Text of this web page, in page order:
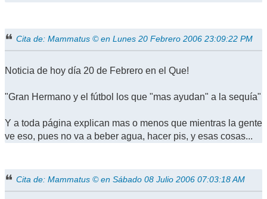
Cita de: Mammatus © en Lunes 20 Febrero 2006 23:09:22 PM
Noticia de hoy día 20 de Febrero en el Que!
"Gran Hermano y el fútbol los que "mas ayudan" a la sequía"
Y a toda página explican mas o menos que mientras la gente
ve eso, pues no va a beber agua, hacer pis, y esas cosas...
Cita de: Mammatus © en Sábado 08 Julio 2006 07:03:18 AM